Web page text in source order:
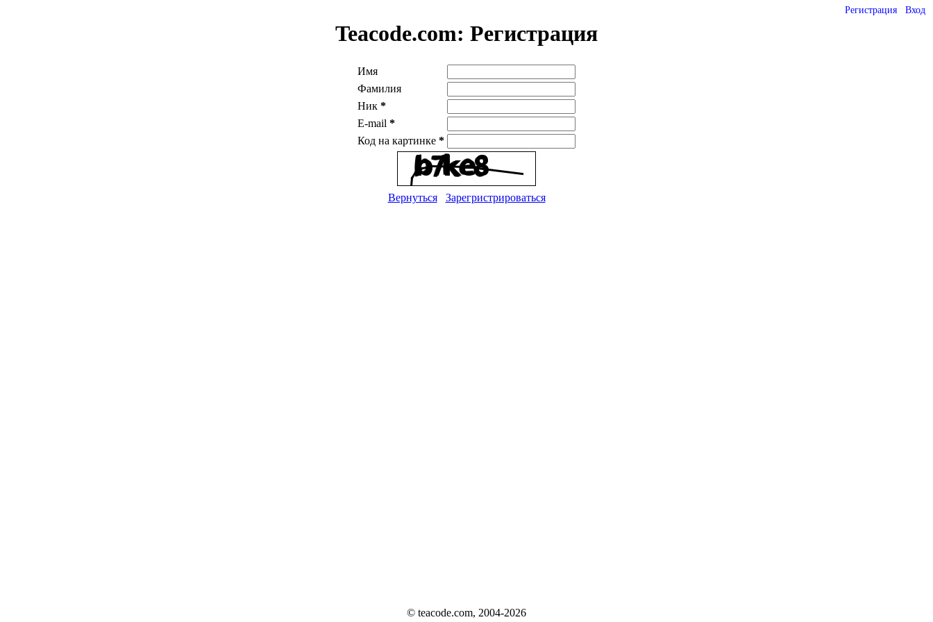
Регистрация Вход
Teacode.com: Регистрация
Имя
Фамилия
Ник *
E-mail *
Код на картинке *
Вернуться Зарегристрироваться
© teacode.com, 2004-2026